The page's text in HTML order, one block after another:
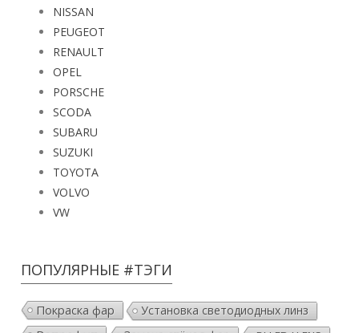
NISSAN
PEUGEOT
RENAULT
OPEL
PORSCHE
SCODA
SUBARU
SUZUKI
TOYOTA
VOLVO
VW
ПОПУЛЯРНЫЕ #ТЭГИ
Покраска фар Установка светодиодных линз